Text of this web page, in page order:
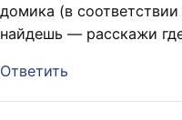
домика (в
найдешь — расскажи
Ответить